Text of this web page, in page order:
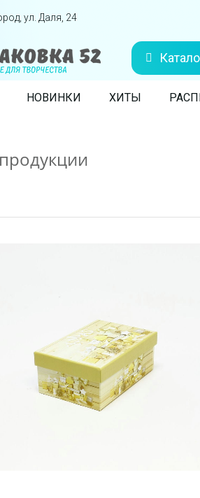
ул. Даля, 24
НОВИНКИ ХИТЫ